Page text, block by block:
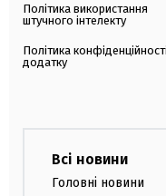
Політика використання
штучного інтелекту
Політика конфіденційності
додатку
Всі новини
Головні новини